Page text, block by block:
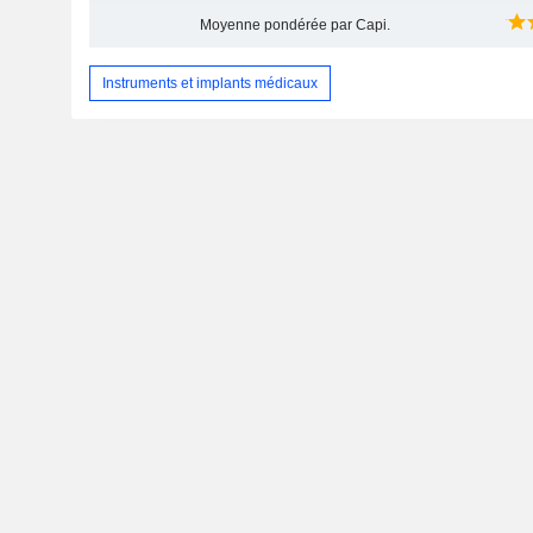
Moyenne pondérée par Capi.
Instruments et implants médicaux